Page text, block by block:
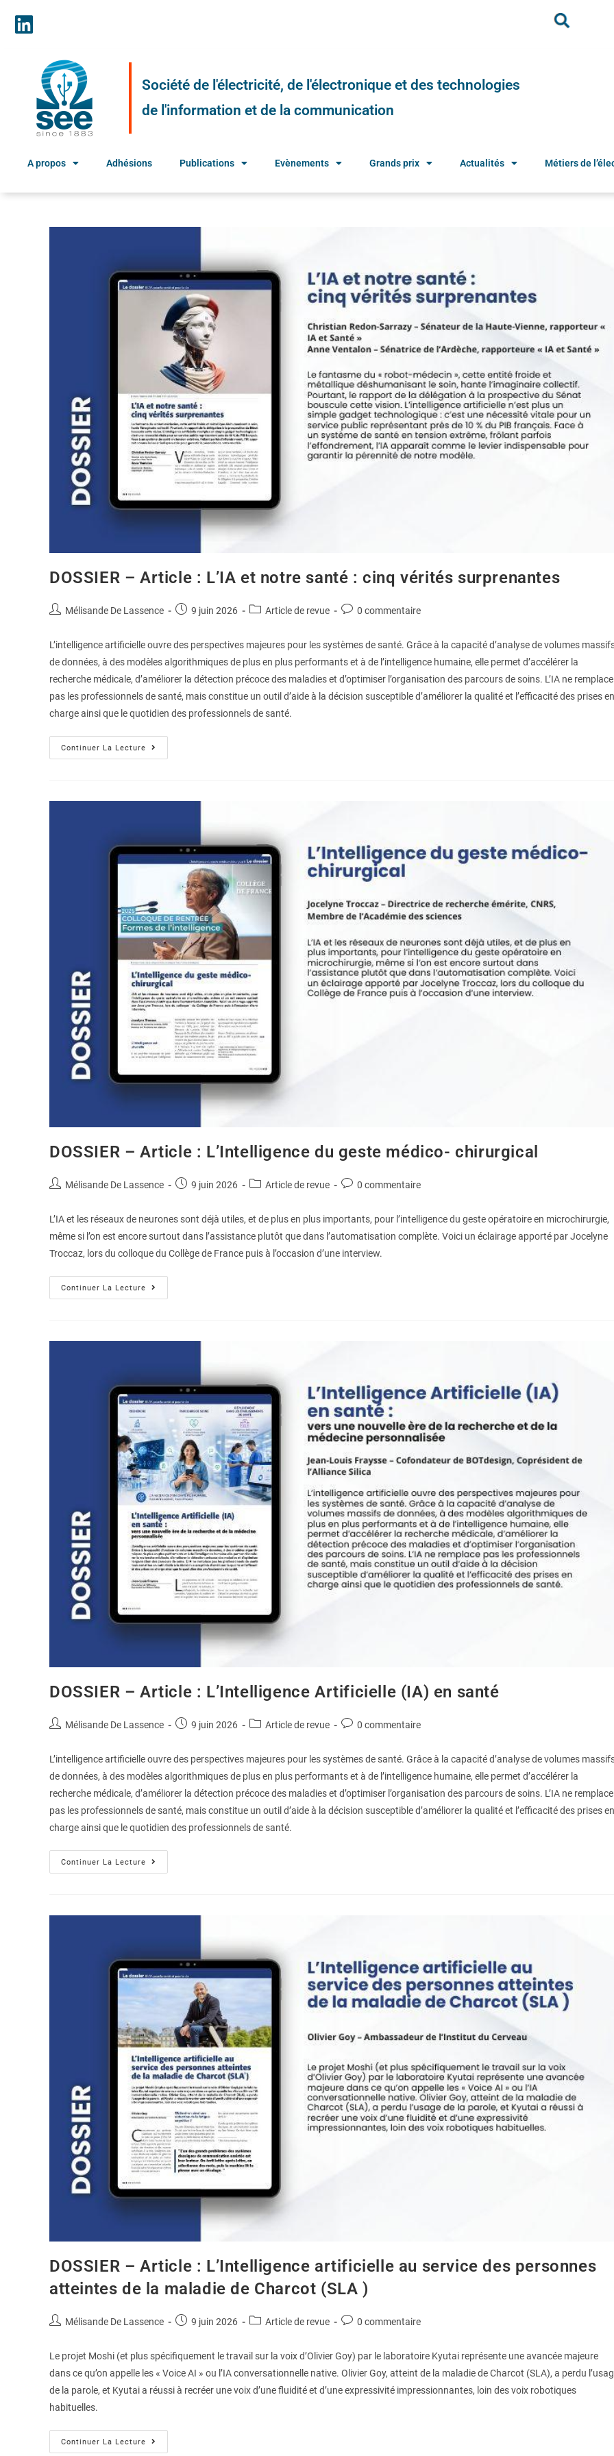
Société de l'électricité, de l'électronique et des technologies
de l'information et de la communication
A propos Adhésions Publications Evènements Grands prix Actualités Métiers de
DOSSIER – Article : L’IA et notre santé : cinq vérités surprenantes
Mélisande De Lassence 9 juin 2026 Article de revue 0 commentaire
L’intelligence artificielle ouvre des perspectives majeures pour les systèmes de santé. Grâce à la capacité d’analyse de volumes
de données, à des modèles algorithmiques de plus en plus performants et à de l’intelligence humaine, elle permet d’accélérer la
recherche médicale, d’améliorer la détection précoce des maladies et d’optimiser l’organisation des parcours de soins. L’IA ne remplace
pas les professionnels de santé, mais constitue un outil d’aide à la décision susceptible d’améliorer la qualité et l’efficacité des prises en
charge ainsi que le quotidien des professionnels de santé.
Continuer La Lecture
DOSSIER – Article : L’Intelligence du geste médico- chirurgical
Mélisande De Lassence 9 juin 2026 Article de revue 0 commentaire
L’IA et les réseaux de neurones sont déjà utiles, et de plus en plus importants, pour l’intelligence du geste opératoire en microchirurgie,
même si l’on est encore surtout dans l’assistance plutôt que dans l’automatisation complète. Voici un éclairage apporté par Jocelyne
Troccaz, lors du colloque du Collège de France puis à l’occasion d’une interview.
Continuer La Lecture
DOSSIER – Article : L’Intelligence Artificielle (IA) en santé
Mélisande De Lassence 9 juin 2026 Article de revue 0 commentaire
L’intelligence artificielle ouvre des perspectives majeures pour les systèmes de santé. Grâce à la capacité d’analyse de volumes
de données, à des modèles algorithmiques de plus en plus performants et à de l’intelligence humaine, elle permet d’accélérer la
recherche médicale, d’améliorer la détection précoce des maladies et d’optimiser l’organisation des parcours de soins. L’IA ne remplace
pas les professionnels de santé, mais constitue un outil d’aide à la décision susceptible d’améliorer la qualité et l’efficacité des prises en
charge ainsi que le quotidien des professionnels de santé.
Continuer La Lecture
DOSSIER – Article : L’Intelligence artificielle au service des personnes
atteintes de la maladie de Charcot (SLA )
Mélisande De Lassence 9 juin 2026 Article de revue 0 commentaire
Le projet Moshi (et plus spécifiquement le travail sur la voix d’Olivier Goy) par le laboratoire Kyutai représente une avancée majeure
dans ce qu’on appelle les « Voice AI » ou l’IA conversationnelle native. Olivier Goy, atteint de la maladie de Charcot (SLA), a perdu
de la parole, et Kyutai a réussi à recréer une voix d’une fluidité et d’une expressivité impressionnantes, loin des voix robotiques
habituelles.
Continuer La Lecture